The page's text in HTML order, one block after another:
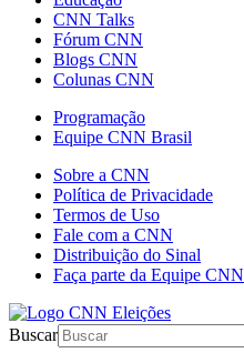
CNN Talks
Fórum CNN
Blogs CNN
Colunas CNN
Programação
Equipe CNN Brasil
Sobre a CNN
Política de Privacidade
Termos de Uso
Fale com a CNN
Distribuição do Sinal
Faça parte da Equipe CNN
Buscar